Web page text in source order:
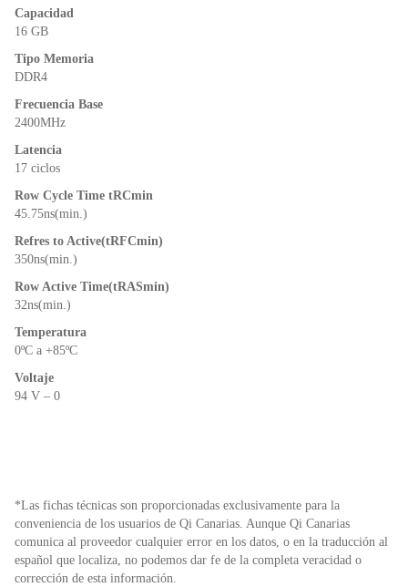
Capacidad
16 GB
Tipo Memoria
DDR4
Frecuencia Base
2400MHz
Latencia
17 ciclos
Row Cycle Time tRCmin
45.75ns(min.)
Refres to Active(tRFCmin)
350ns(min.)
Row Active Time(tRASmin)
32ns(min.)
Temperatura
0ºC a +85ºC
Voltaje
94 V – 0
*Las fichas técnicas son proporcionadas exclusivamente para la
conveniencia de los usuarios de Qi Canarias. Aunque Qi Canarias
comunica al proveedor cualquier error en los datos, o en la traducción al
español que localiza, no podemos dar fe de la completa veracidad o
corrección de esta información.